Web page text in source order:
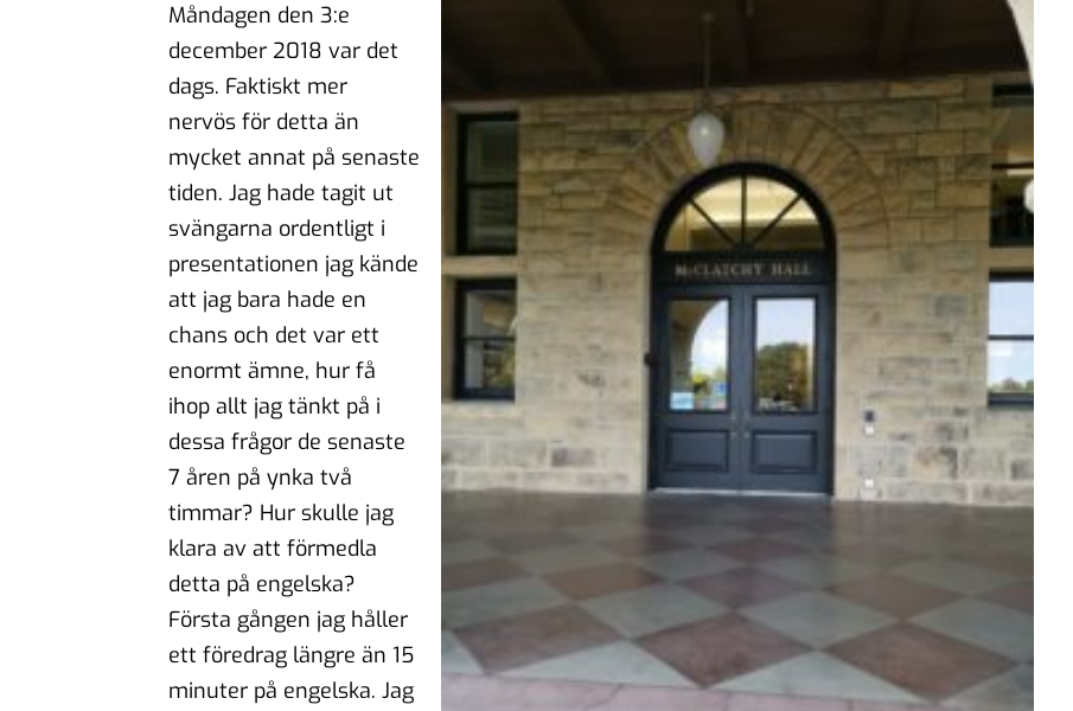
Måndagen den 3:e
december 2018 var det
dags. Faktiskt mer
nervös för detta än
mycket annat på senaste
tiden. Jag hade tagit ut
svängarna ordentligt i
presentationen jag kände
att jag bara hade en
chans och det var ett
enormt ämne, hur få
ihop allt jag tänkt på i
dessa frågor de senaste
7 åren på ynka två
timmar? Hur skulle jag
klara av att förmedla
detta på engelska?
Första gången jag håller
ett föredrag längre än 15
minuter på engelska. Jag